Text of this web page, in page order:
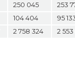
250 045 253
104 404 95
2 758 324 2